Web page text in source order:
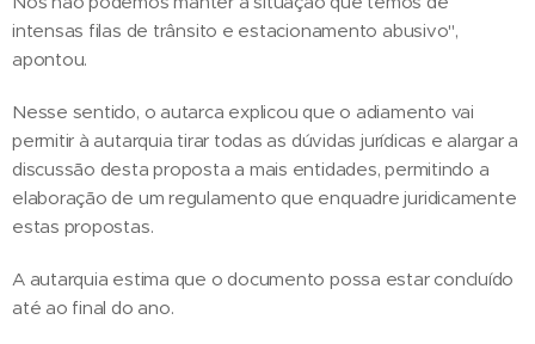
intensas filas de trânsito e estacionamento abusivo",
apontou.
Nesse sentido, o autarca explicou que o adiamento vai
permitir à autarquia tirar todas as dúvidas jurídicas e alargar a
discussão desta proposta a mais entidades, permitindo a
elaboração de um regulamento que enquadre juridicamente
estas propostas.
A autarquia estima que o documento possa estar concluído
até ao final do ano.